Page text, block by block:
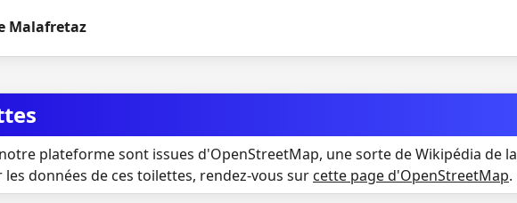
Malafretaz
plateforme sont issues d'OpenStreetMap, une sorte de Wikipédia de la
données de ces toilettes, rendez-vous sur cette page d'OpenStreetMap.